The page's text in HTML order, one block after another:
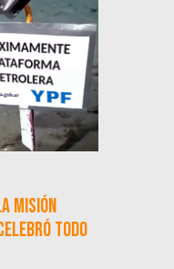
misión
celebró todo